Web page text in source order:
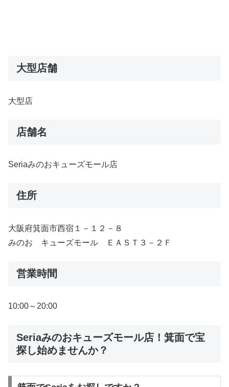
大型店舗
大型店
店舗名
Seriaみのおキューズモール店
住所
大阪府箕面市西宿１－１２－８
みのお キューズモール ＥＡＳＴ３－２Ｆ
営業時間
10:00～20:00
Seriaみのおキューズモール店！箕面で宝
探し始めませんか？